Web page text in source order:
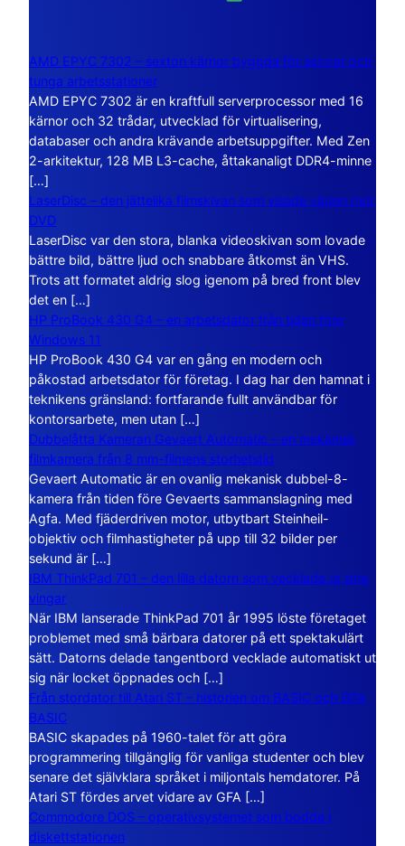
AMD EPYC 7302 – sexton kärnor byggda för servrar och
tunga arbetsstationer
AMD EPYC 7302 är en kraftfull serverprocessor med 16
kärnor och 32 trådar, utvecklad för virtualisering,
databaser och andra krävande arbetsuppgifter. Med Zen
2-arkitektur, 128 MB L3-cache, åttakanaligt DDR4-minne
[…]
LaserDisc – den jättelika filmskivan som visade vägen mot
DVD
LaserDisc var den stora, blanka videoskivan som lovade
bättre bild, bättre ljud och snabbare åtkomst än VHS.
Trots att formatet aldrig slog igenom på bred front blev
det en […]
HP ProBook 430 G4 – en arbetsdator från tiden före
Windows 11
HP ProBook 430 G4 var en gång en modern och
påkostad arbetsdator för företag. I dag har den hamnat i
teknikens gränsland: fortfarande fullt användbar för
kontorsarbete, men utan […]
Dubbelåtta Kameran Gevaert Automatic – en mekanisk
filmkamera från 8 mm-filmens storhetstid
Gevaert Automatic är en ovanlig mekanisk dubbel-8-
kamera från tiden före Gevaerts sammanslagning med
Agfa. Med fjäderdriven motor, utbytbart Steinheil-
objektiv och filmhastigheter på upp till 32 bilder per
sekund är […]
IBM ThinkPad 701 – den lilla datorn som vecklade ut sina
vingar
När IBM lanserade ThinkPad 701 år 1995 löste företaget
problemet med små bärbara datorer på ett spektakulärt
sätt. Datorns delade tangentbord vecklade automatiskt ut
sig när locket öppnades och […]
Från stordator till Atari ST – historien om BASIC och GFA
BASIC
BASIC skapades på 1960-talet för att göra
programmering tillgänglig för vanliga studenter och blev
senare det självklara språket i miljontals hemdatorer. På
Atari ST fördes arvet vidare av GFA […]
Commodore DOS – operativsystemet som bodde i
diskettstationen